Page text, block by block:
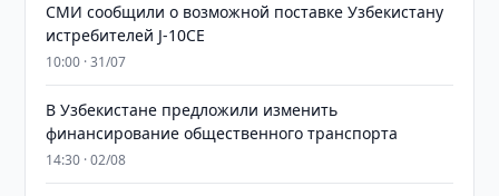
СМИ сообщили о возможной поставке Узбекистану
истребителей J-10CE
10:00 · 31/07
В Узбекистане предложили изменить
финансирование общественного транспорта
14:30 · 02/08